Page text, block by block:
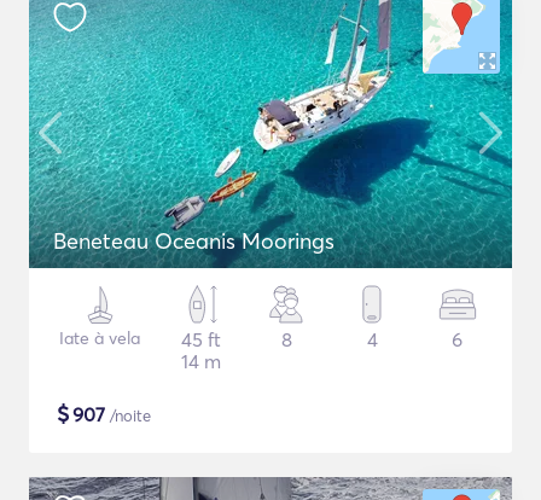
Beneteau Oceanis Moorings
Iate à vela
45 ft
14 m
8 4 6
$907 /noite